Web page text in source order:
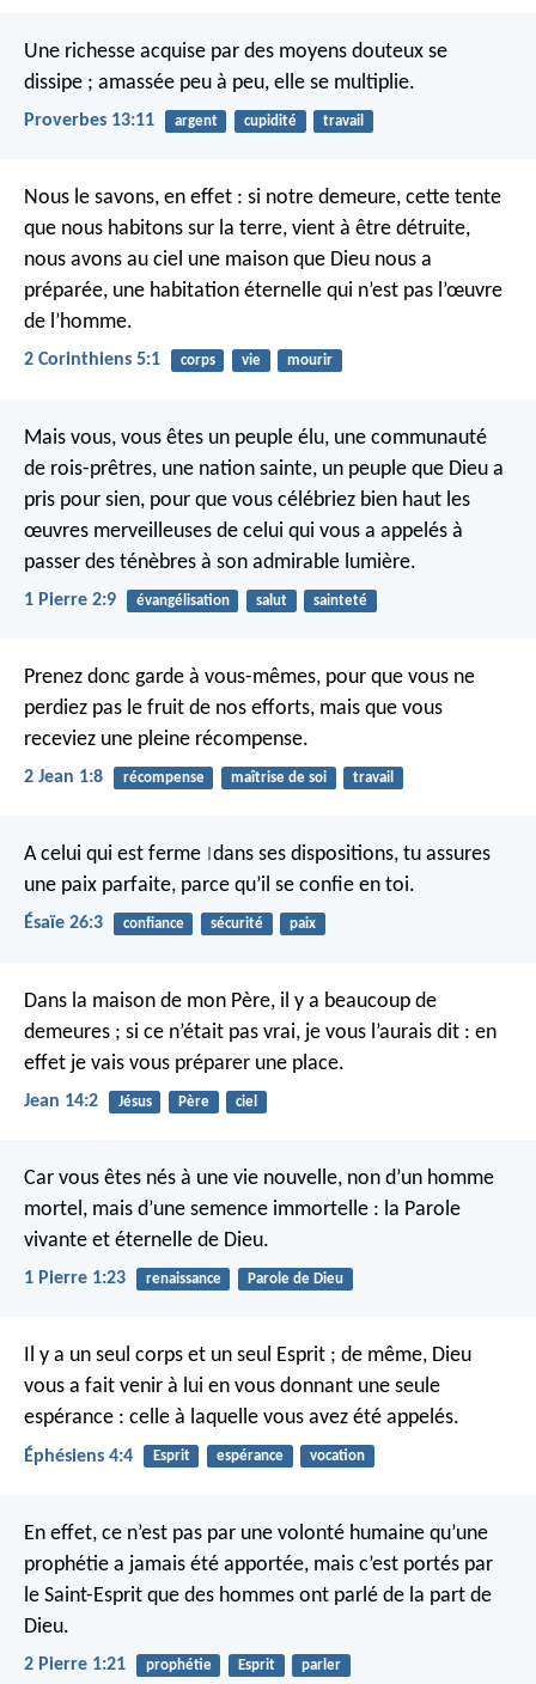
Une richesse acquise par des moyens douteux se
dissipe ; amassée peu à peu, elle se multiplie.
Proverbes 13:11 argent cupidité travail
Nous le savons, en effet : si notre demeure, cette tente
que nous habitons sur la terre, vient à être détruite,
nous avons au ciel une maison que Dieu nous a
préparée, une habitation éternelle qui n’est pas l’œuvre
de l’homme.
2 Corinthiens 5:1 corps vie mourir
Mais vous, vous êtes un peuple élu, une communauté
de rois-prêtres, une nation sainte, un peuple que Dieu a
pris pour sien, pour que vous célébriez bien haut les
œuvres merveilleuses de celui qui vous a appelés à
passer des ténèbres à son admirable lumière.
1 Pierre 2:9 évangélisation salut sainteté
Prenez donc garde à vous-mêmes, pour que vous ne
perdiez pas le fruit de nos efforts, mais que vous
receviez une pleine récompense.
2 Jean 1:8 récompense maîtrise de soi travail
A celui qui est ferme dans ses dispositions, tu assures
une paix parfaite, parce qu’il se confie en toi.
Ésaïe 26:3 confiance sécurité paix
Dans la maison de mon Père, il y a beaucoup de
demeures ; si ce n’était pas vrai, je vous l’aurais dit : en
effet je vais vous préparer une place.
Jean 14:2 Jésus Père ciel
Car vous êtes nés à une vie nouvelle, non d’un homme
mortel, mais d’une semence immortelle : la Parole
vivante et éternelle de Dieu.
1 Pierre 1:23 renaissance Parole de Dieu
Il y a un seul corps et un seul Esprit ; de même, Dieu
vous a fait venir à lui en vous donnant une seule
espérance : celle à laquelle vous avez été appelés.
Éphésiens 4:4 Esprit espérance vocation
En effet, ce n’est pas par une volonté humaine qu’une
prophétie a jamais été apportée, mais c’est portés par
le Saint-Esprit que des hommes ont parlé de la part de
Dieu.
2 Pierre 1:21 prophétie Esprit parler